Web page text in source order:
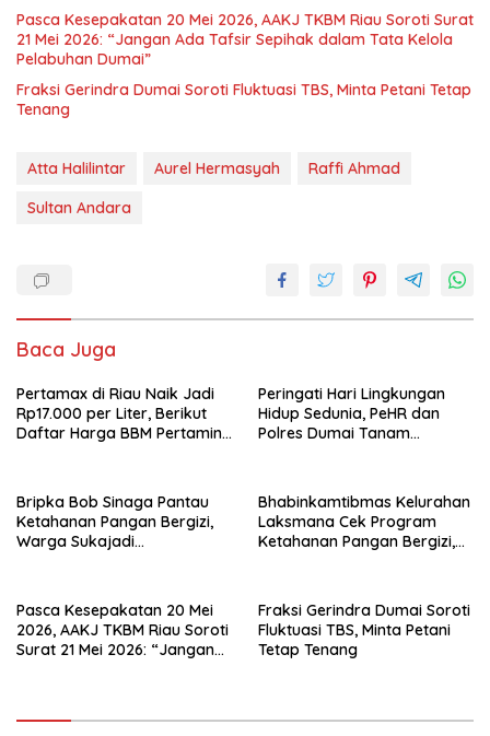
Pasca Kesepakatan 20 Mei 2026, AAKJ TKBM Riau Soroti Surat
21 Mei 2026: “Jangan Ada Tafsir Sepihak dalam Tata Kelola
Pelabuhan Dumai”
Fraksi Gerindra Dumai Soroti Fluktuasi TBS, Minta Petani Tetap
Tenang
Atta Halilintar Aurel Hermasyah
Raffi Ahmad
Sultan Andara
Baca Juga
Pertamax di Riau Naik Jadi
Rp17.000 per Liter, Berikut
Daftar Harga BBM Pertamina
Peringati Hari Lingkungan
Hidup Sedunia, PeHR dan
Polres Dumai Tanam
Bripka Bob Sinaga Pantau
Ketahanan Pangan Bergizi,
Warga Sukajadi
Bhabinkamtibmas Kelurahan
Laksmana Cek Program
Ketahanan Pangan Bergizi,
Pasca Kesepakatan 20 Mei
2026, AAKJ TKBM Riau Soroti
Surat 21 Mei 2026: “Jangan
Fraksi Gerindra Dumai Soroti
Fluktuasi TBS, Minta Petani
Tetap Tenang